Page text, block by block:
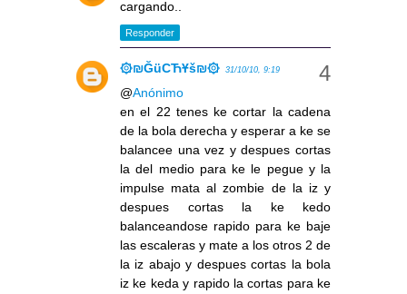
cargando..
Responder
۞₪ĞüCЋҰš₪۞ 31/10/10, 9:19
@Anónimo
en el 22 tenes ke cortar la cadena
de la bola derecha y esperar a ke se
balancee una vez y despues cortas
la del medio para ke le pegue y la
impulse mata al zombie de la iz y
despues cortas la ke kedo
balanceandose rapido para ke baje
las escaleras y mate a los otros 2 de
la iz abajo y despues cortas la bola
iz ke keda y rapido la cortas para ke